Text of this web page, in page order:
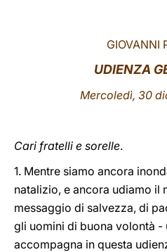
GIOVANNI
UDIENZA
Mercoledì, 30
Cari fratelli e sorelle.
1. Mentre siamo ancora
natalizio, e ancora udiamo il
messaggio di salvezza, di
gli uomini di buona volontà
accompagna in questa